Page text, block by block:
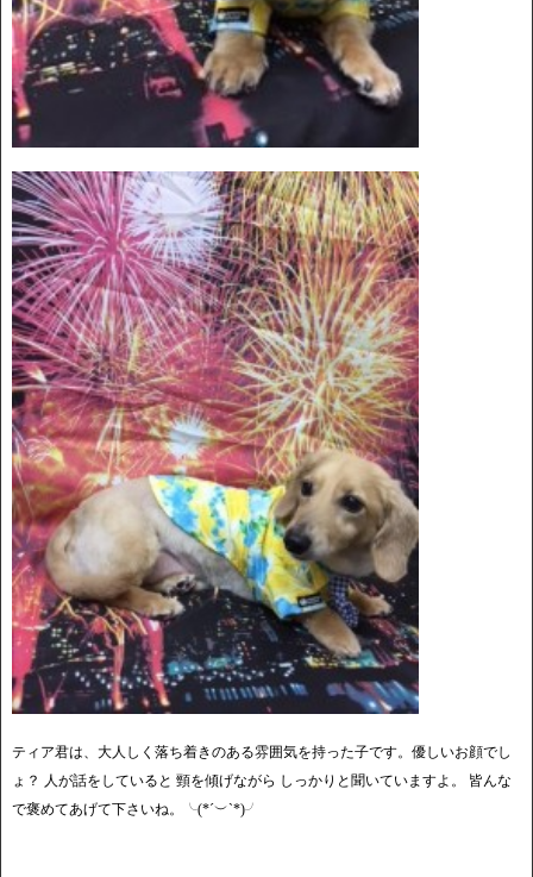
ティア君は、大人しく落ち着きのある雰囲気を持った子です。優しいお顔でし
ょ？ 人が話をしていると 頸を傾げながら しっかりと聞いていますよ。 皆んな
で褒めてあげて下さいね。╰(*´︶`*)╯